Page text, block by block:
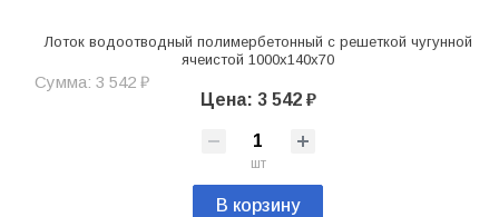
Лоток водоотводный полимербетонный с решеткой чугунной
ячеистой 1000х140х70
Сумма: 3 542 ₽
Цена: 3 542 ₽
шт
В корзину